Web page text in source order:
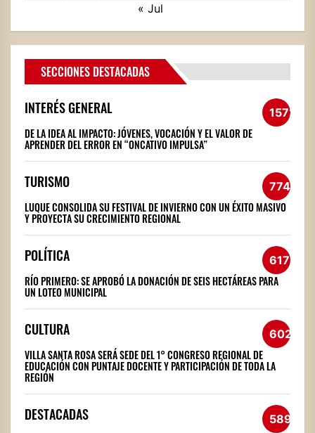
« Jul
SECCIONES DESTACADAS
INTERÉS GENERAL 1572
DE LA IDEA AL IMPACTO: JÓVENES, VOCACIÓN Y EL VALOR DE
APRENDER DEL ERROR EN “ONCATIVO IMPULSA”
TURISMO 774
LUQUE CONSOLIDA SU FESTIVAL DE INVIERNO CON UN ÉXITO MASIVO
Y PROYECTA SU CRECIMIENTO REGIONAL
POLÍTICA 617
RÍO PRIMERO: SE APROBÓ LA DONACIÓN DE SEIS HECTÁREAS PARA
UN LOTEO MUNICIPAL
CULTURA 602
VILLA SANTA ROSA SERÁ SEDE DEL 1° CONGRESO REGIONAL DE
EDUCACIÓN CON PUNTAJE DOCENTE Y PARTICIPACIÓN DE TODA LA
REGIÓN
DESTACADAS 589